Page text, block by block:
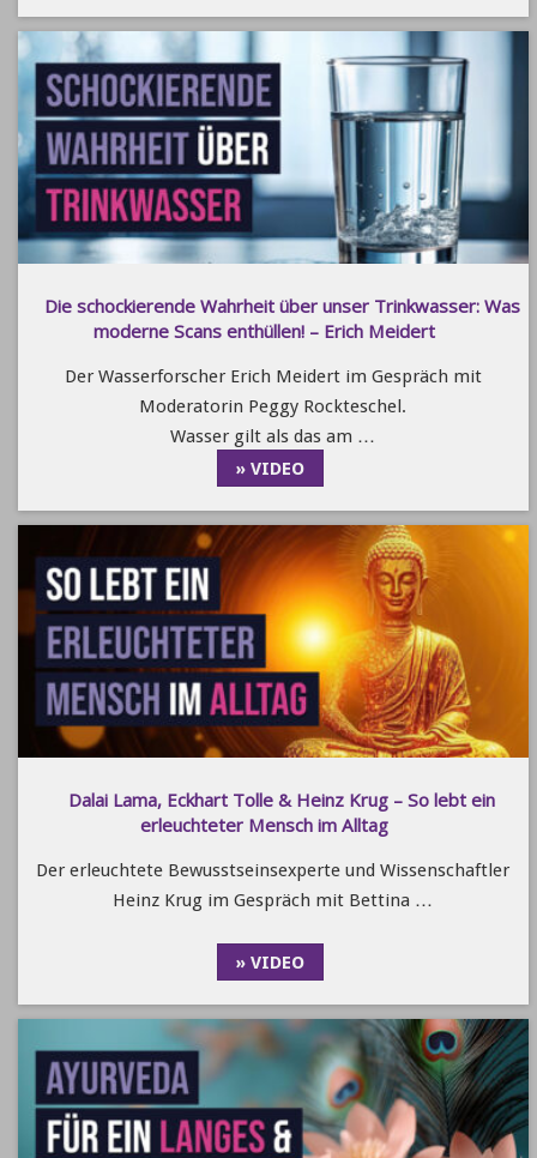
Die schockierende Wahrheit über unser Trinkwasser: Was
moderne Scans enthüllen! – Erich Meidert
Der Wasserforscher Erich Meidert im Gespräch mit
Moderatorin Peggy Rockteschel.
Wasser gilt als das am …
» VIDEO
Dalai Lama, Eckhart Tolle & Heinz Krug – So lebt ein
erleuchteter Mensch im Alltag
Der erleuchtete Bewusstseinsexperte und Wissenschaftler
Heinz Krug im Gespräch mit Bettina …
» VIDEO